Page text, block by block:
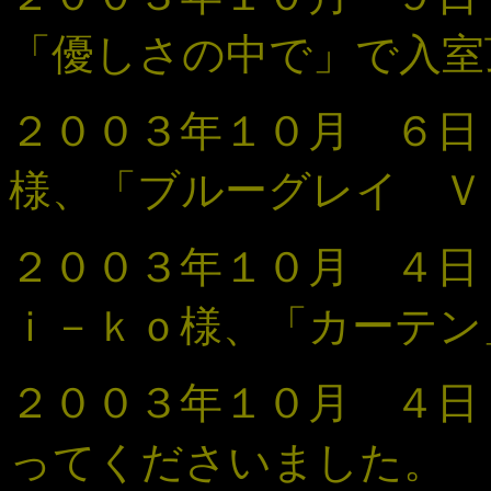
「優しさの中で 」で入
２００３年１０月 ６
様、「ブルーグレイ Ｖ
２００３年１０月 ４
ｉ－ｋｏ様、「 カーテン
２００３年１０月 ４
ってくださいました。